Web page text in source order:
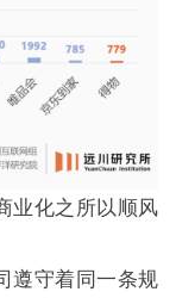
业化之所以顺风
遵守着同一条规